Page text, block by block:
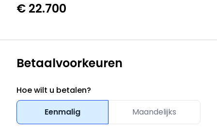
€ 22.700
Betaalvoorkeuren
Hoe wilt u betalen?
Eenmalig
Maandelijks